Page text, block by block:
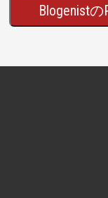
Blogenist